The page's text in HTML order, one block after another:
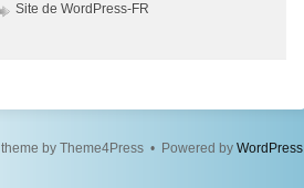
Site de WordPress-FR
theme by Theme4Press • Powered by WordPress